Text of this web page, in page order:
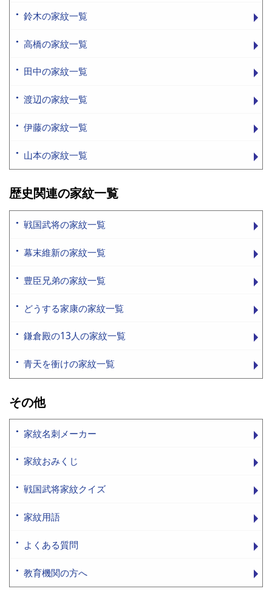
鈴木の家紋一覧
高橋の家紋一覧
田中の家紋一覧
渡辺の家紋一覧
伊藤の家紋一覧
山本の家紋一覧
歴史関連の家紋一覧
戦国武将の家紋一覧
幕末維新の家紋一覧
豊臣兄弟の家紋一覧
どうする家康の家紋一覧
鎌倉殿の13人の家紋一覧
青天を衝けの家紋一覧
その他
家紋名刺メーカー
家紋おみくじ
戦国武将家紋クイズ
家紋用語
よくある質問
教育機関の方へ